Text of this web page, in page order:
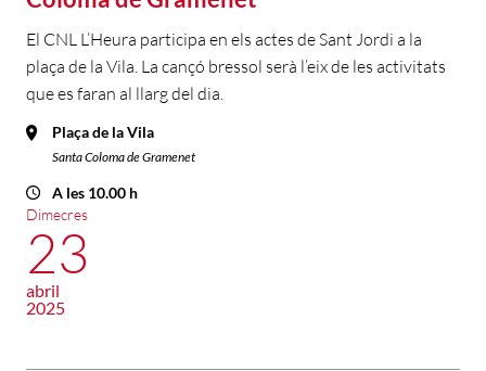
El CNL L’Heura participa en els actes de Sant Jordi a la
plaça de la Vila. La cançó bressol serà l’eix de les activitats
que es faran al llarg del dia.
Plaça de la Vila
Santa Coloma de Gramenet
A les 10.00 h
Dimecres
23
abril
2025